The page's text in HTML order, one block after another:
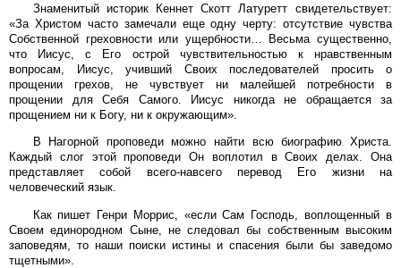
Знаменитый историк Кеннет Скотт Латуретт свидетельствует:
«За Христом часто замечали еще одну черту: отсутствие чувства
Собственной греховности или ущербности… Весьма существенно,
что Иисус, с Его острой чувствительностью к нравственным
вопросам, Иисус, учивший Своих последователей просить о
прощении грехов, не чувствует ни малейшей потребности в
прощении для Себя Самого. Иисус никогда не обращается за
прощением ни к Богу, ни к окружающим».
В Нагорной проповеди можно найти всю биографию Христа.
Каждый слог этой проповеди Он воплотил в Своих делах. Она
представляет собой всего-навсего перевод Его жизни на
человеческий язык.
Как пишет Генри Моррис, «если Сам Господь, воплощенный в
Своем единородном Сыне, не следовал бы собственным высоким
заповедям, то наши поиски истины и спасения были бы заведомо
тщетными».